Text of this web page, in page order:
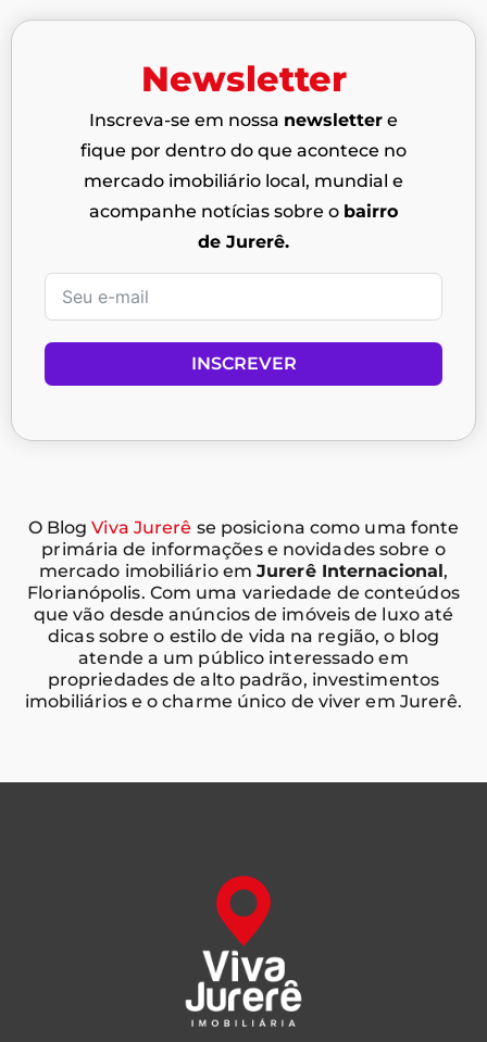
Newsletter
Inscreva-se em nossa newsletter e
fique por dentro do que acontece no
mercado imobiliário local, mundial e
acompanhe notícias sobre o bairro
de Jurerê.
INSCREVER
O BlogViva Jurerê se posiciona como uma fonte
primária de informações e novidades sobre o
mercado imobiliário emJurerê Internacional,
Florianópolis. Com uma variedade de conteúdos
que vão desde anúncios de imóveis de luxo até
dicas sobre o estilo de vida na região, o blog
atende a um público interessado em
propriedades de alto padrão, investimentos
imobiliários e o charme único de viver em Jurerê.